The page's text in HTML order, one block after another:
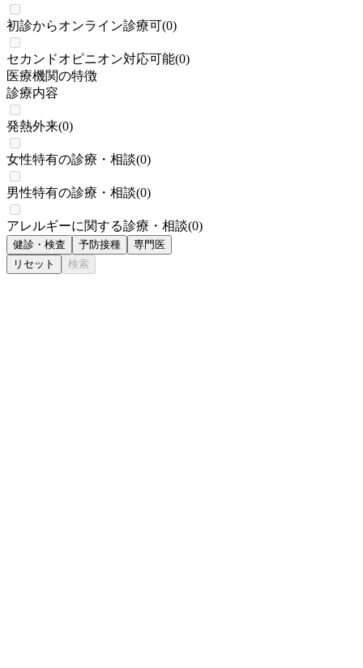
初診からオンライン診療可(0)
セカンドオピニオン対応可能(0)
医療機関の特徴
診療内容
発熱外来(0)
女性特有の診療・相談(0)
男性特有の診療・相談(0)
アレルギーに関する診療・相談(0)
健診・検査 予防接種
専門医
リセット
検索